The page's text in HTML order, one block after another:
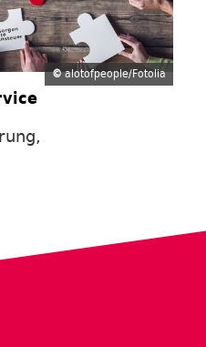
©alotofpeople/Fotolia